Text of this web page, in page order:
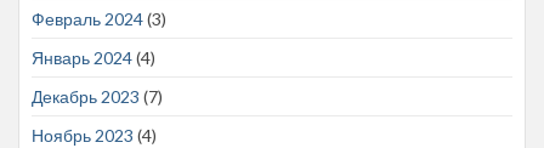
Февраль 2024(3)
Январь 2024(4)
Декабрь 2023 (7)
Ноябрь 2023 (4)